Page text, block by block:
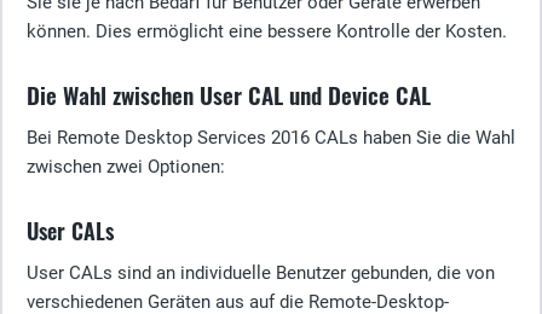
können. Dies ermöglicht eine bessere Kontrolle der Kosten.
Die Wahl zwischen User CAL und Device CAL
Bei Remote Desktop Services 2016 CALs haben Sie die Wahl
zwischen zwei Optionen:
User CALs
User CALs sind an individuelle Benutzer gebunden, die von
verschiedenen Geräten aus auf die Remote-Desktop-